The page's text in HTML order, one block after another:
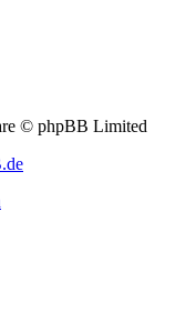
© phpBB Limited